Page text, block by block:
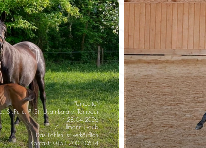
"Umberto"
St.Pr. u. Pr.St. Usambara v. Tambour
* 28.04.2026
Z: Tillmann Gaub
Das Fohlen ist verkäuflich
Kontakt: 0151 700 30614